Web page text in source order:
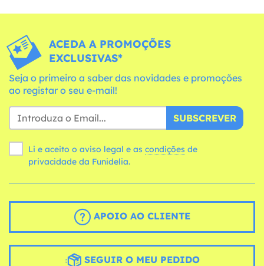
ACEDA A PROMOÇÕES
EXCLUSIVAS*
Seja o primeiro a saber das novidades e promoções
ao registar o seu e-mail!
SUBSCREVER
Li e aceito o aviso legal e as condições
privacidade da Funidelia.
APOIO AO CLIENTE
SEGUIR O MEU PEDIDO